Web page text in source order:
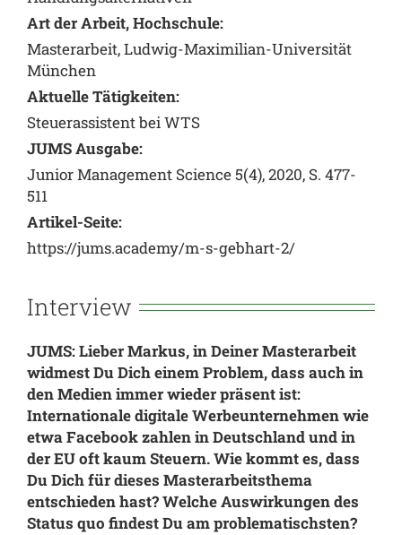
Art der Arbeit, Hochschule:
Masterarbeit, Ludwig-Maximilian-Universität
München
Aktuelle Tätigkeiten:
Steuerassistent bei WTS
JUMS Ausgabe:
Junior Management Science 5(4), 2020, S. 477-
511
Artikel-Seite:
https://jums.academy/m-s-gebhart-2/
Interview
JUMS: Lieber Markus, in Deiner Masterarbeit
widmest Du Dich einem Problem, dass auch in
den Medien immer wieder präsent ist:
Internationale digitale Werbeunternehmen wie
etwa Facebook zahlen in Deutschland und in
der EU oft kaum Steuern. Wie kommt es, dass
Du Dich für dieses Masterarbeitsthema
entschieden hast? Welche Auswirkungen des
Status quo findest Du am problematischsten?